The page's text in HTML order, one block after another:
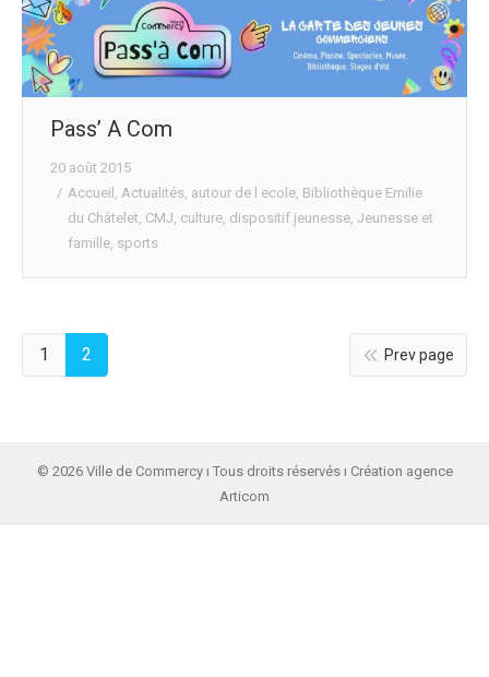
MUNICIPALITÉ
EVÉNEMENTS
Pass’ A Com
20 août 2015
Accueil , Actualités, autour de l ecole, Bibliothèque Emilie
du Châtelet, CMJ, culture, dispositif jeunesse, Jeunesse et
famille, sports
1 2 Prev page
© 2026 Ville de Commercy ı Tous droits réservés ı Création agence
Articom